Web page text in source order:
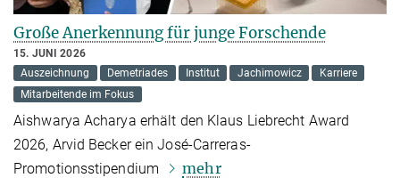
Große Anerkennung für junge Forschende
15. JUNI 2026
Auszeichnung
Demetriades Institut Jachimowicz
Karriere
Mitarbeitende im Fokus
Aishwarya Acharya erhält den Klaus Liebrecht Award
2026, Arvid Becker ein José-Carreras-
Promotionsstipendium
mehr